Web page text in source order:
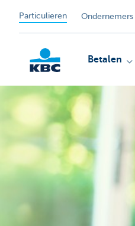
Particulieren Ondernemers
KBC
Betalen